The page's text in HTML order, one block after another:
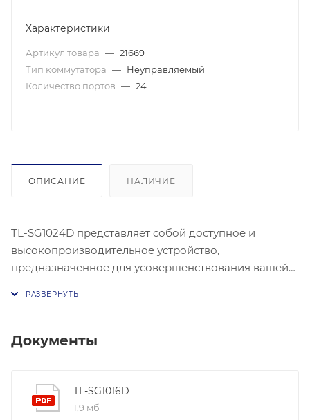
Характеристики
Артикул товара — 21669
Тип коммутатора — Неуправляемый
Количество портов — 24
ОПИСАНИЕ НАЛИЧИЕ
TL-SG1024D представляет собой доступное и
высокопроизводительное устройство,
предназначенное для усовершенствования вашей
кабель к устройству, и оно будет работать. Более
до 25% потребляемой электроэнергии, а 80%
упаковочного материала может быть повторно
Документы
TL-SG1016D
1,9 мб